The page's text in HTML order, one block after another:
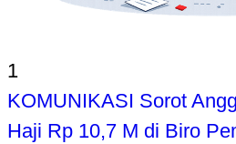
1
KOMUNIKASI Sorot
Haji Rp 10,7 M di Biro